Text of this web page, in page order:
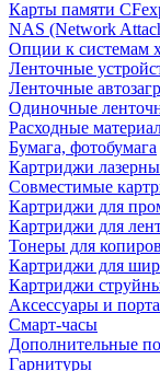
Карты памяти
NAS (Network
Опции к системам
Ленточные
Ленточные
Одиночные
Расходные
Бумага, фотобумага
Картриджи
Совместимые
Картриджи для
Картриджи для
Тонеры для копиров
Картриджи для
Картриджи
Аксессуары и
Смарт-часы
Дополнительные
Гарнитуры